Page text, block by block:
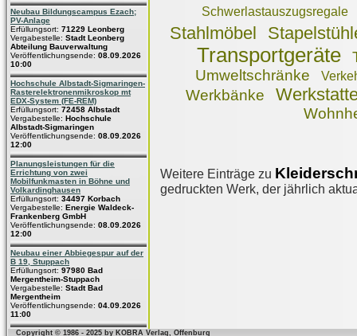
Neubau Bildungscampus Ezach;
PV-Anlage
Erfüllungsort: 71229 Leonberg
Vergabestelle: Stadt Leonberg
Abteilung Bauverwaltung
Veröffentlichungsende: 08.09.2026
10:00
Hochschule Albstadt-Sigmaringen-
Rasterelektronenmikroskop mt
EDX-System (FE-REM)
Erfüllungsort: 72458 Albstadt
Vergabestelle: Hochschule
Albstadt-Sigmaringen
Veröffentlichungsende: 08.09.2026
12:00
Planungsleistungen für die
Errichtung von zwei
Mobilfunkmasten in Böhne und
Volkardinghausen
Erfüllungsort: 34497 Korbach
Vergabestelle: Energie Waldeck-
Frankenberg GmbH
Veröffentlichungsende: 08.09.2026
12:00
Neubau einer Abbiegespur auf der
B 19, Stuppach
Erfüllungsort: 97980 Bad
Mergentheim-Stuppach
Vergabestelle: Stadt Bad
Mergentheim
Veröffentlichungsende: 04.09.2026
11:00
Schwerlastauszugsregale
Stahlmöbel
Transportgeräte
Umweltschränke
Werkbänke
Weitere Einträge zu
gedruckten Werk, der jährlich
Copyright © 1986 - 2025 by KOBRA Verlag, Offenburg